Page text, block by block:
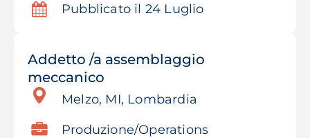
Pubblicato il 24 Luglio
Addetto /a assemblaggio
meccanico
Melzo, MI, Lombardia
Produzione/Operations